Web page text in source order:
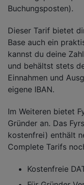
Buchungsposten).
Dieser Tarif bietet
Base auch ein
kannst du deine
und behältst stets
Einnahmen und
eigene IBAN.
Im Weiteren bietet
Gründer an. Das
kostenfrei) enthält
Complete Tarifs
Kostenfreie